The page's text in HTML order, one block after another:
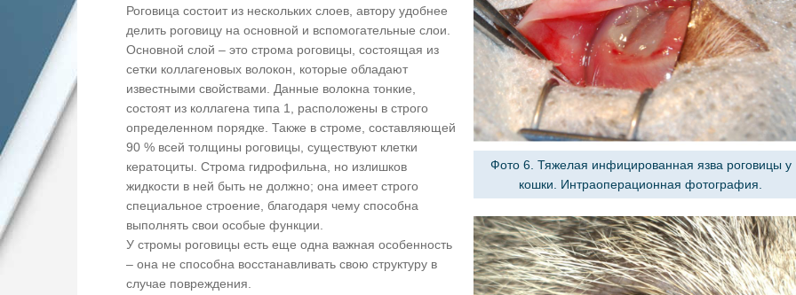
Роговица состоит из нескольких слоев, автору удобнее
делить роговицу на основной и вспомогательные слои.
Основной слой – это строма роговицы, состоящая из
сетки коллагеновых волокон, которые обладают
известными свойствами. Данные волокна тонкие,
состоят из коллагена типа 1, расположены в строго
определенном порядке. Также в строме, составляющей
90 % всей толщины роговицы, существуют клетки
кератоциты. Строма гидрофильна, но излишков
жидкости в ней быть не должно; она имеет строго
специальное строение, благодаря чему способна
выполнять свои особые функции.
У стромы роговицы есть еще одна важная особенность
– она не способна восстанавливать свою структуру в
случае повреждения.
Фото 6. Тяжелая инфицированная язва роговицы у
кошки. Интраоперационная фотография.